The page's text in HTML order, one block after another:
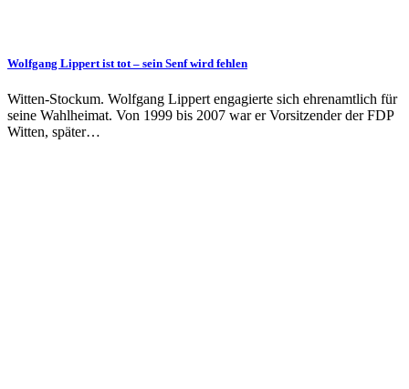
Wolfgang Lippert ist tot – sein Senf wird fehlen
Witten-Stockum. Wolfgang Lippert engagierte sich ehrenamtlich für
seine Wahlheimat. Von 1999 bis 2007 war er Vorsitzender der FDP
Witten, später…